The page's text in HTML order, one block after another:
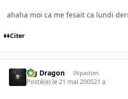
ahaha moi ca me fesait ca lundi
Citer
Big Dragon INpactien
Posté(e) le 21 mai 200521 a